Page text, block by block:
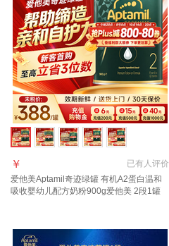
已有人评价
￥
爱他美Aptamil奇迹绿罐 有机A2蛋白温和
吸收婴幼儿配方奶粉900g爱他美 2段1罐